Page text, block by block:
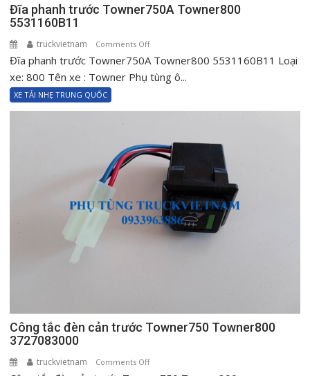
Đĩa phanh trước Towner750A Towner800
5531160B11
truckvietnam Comments Offon
Đĩa
phanh
Đĩa phanh trước Towner750A Towner800 5531160B11 Loại
xe: 800 Tên xe : Towner Phụ tùng ô...
XE TẢI NHẸ TRUNG QUỐC
Công tắc đèn cản trước Towner750 Towner800
3727083000
truckvietnam Comments Offon